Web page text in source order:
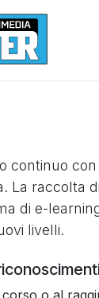
continuo
La raccolta
di e-
livelli.
o al